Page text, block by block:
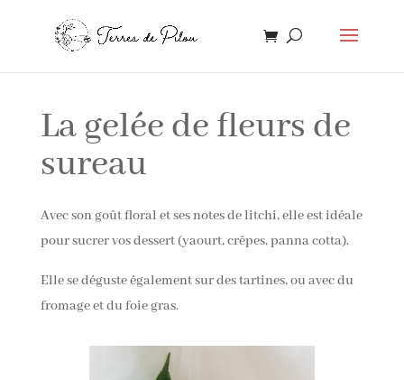
La gelée de fleurs de
sureau
Avec son goût floral et ses notes de litchi, elle est idéale
pour sucrer vos dessert (yaourt, crêpes, panna cotta).
Elle se déguste également sur des tartines, ou avec du
fromage et du foie gras.